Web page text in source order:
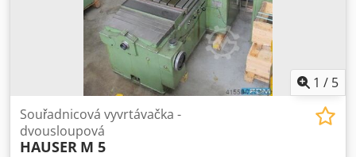
tuzemsku +19 % DPH) ze skladu Chodpfx Ahsu Titzo Iea
Dostupnost: ihned – s výhradou mezitímního prodeje a
omylů. Platba: dle běžných obchodních podmínek, čistě
před odběrem. Technické údaje nezávazné – chyby
1 / 5
Souřadnicová vyvrtávačka -
dvousloupová
HAUSER M 5